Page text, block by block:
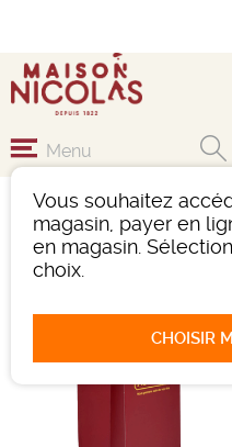
Vous souhaitez
magasin, payer en
en magasin.
choix.
CHOISIR
Menu